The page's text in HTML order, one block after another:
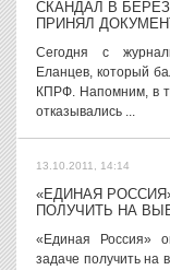
СКАНДАЛ В
ПРИНЯЛ
Сегодня с
Еланцев, который
КПРФ. Напомним, в
отказывались ...
13.10.2011, 14:14
«ЕДИНАЯ
ПОЛУЧИТЬ НА
«Единая Россия»
задаче получить на